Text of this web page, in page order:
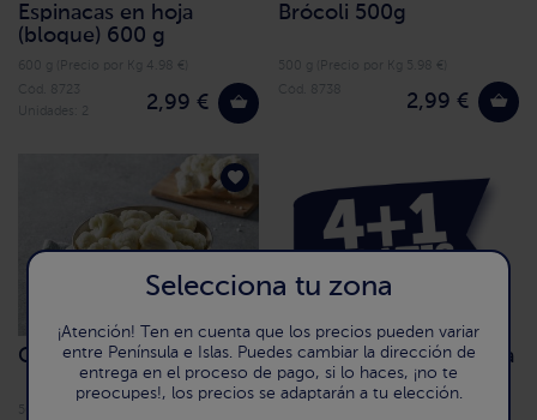
Espinacas en hoja
(bloque) 600 g
600 g (Precio por Kg 4.98 €)
2,99 €
Cód. 8723
Unidades: 2
Brócoli 500g
500 g (Precio por Kg 5.98 €)
2,99 €
Cód. 8738
Coliflor 500g
500 g (Precio por Kg 5.98 €)
Promoción 4+1 verdura
Selecciona tu zona
¡Atención! Ten en cuenta que los precios pueden variar
entre Península e Islas. Puedes cambiar la dirección de
entrega en el proceso de pago, si lo haces, ¡no te
preocupes!, los precios se adaptarán a tu elección.